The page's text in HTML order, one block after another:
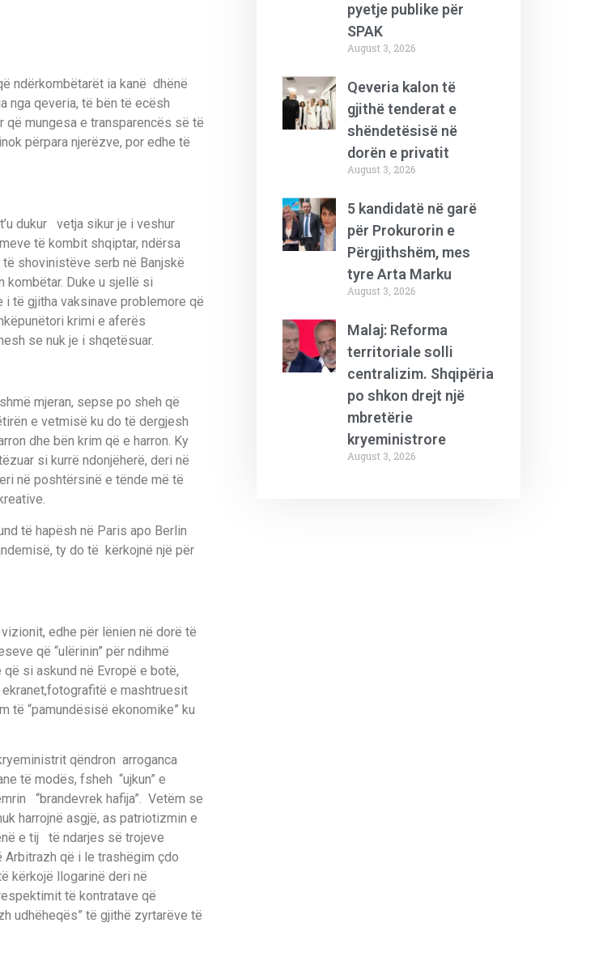
ndërkombëtarët ia kanë dhënë
nga qeveria, të bën të ecësh
që mungesa e transparencës së të
përpara njerëzve, por edhe të
dukur vetja sikur je i veshur
të kombit shqiptar, ndërsa
shovinistëve serb në Banjskë
kombëtar. Duke u sjellë si
të gjitha vaksinave problemore që
krimi e aferës
se nuk je i shqetësuar.
mjeran, sepse po sheh që
e vetmisë ku do të dergjesh
dhe bën krim që e harron. Ky
si kurrë ndonjëherë, deri në
në poshtërsinë e tënde më të
të hapësh në Paris apo Berlin
ty do të kërkojnë një për
edhe për lënien në dorë të
që “ulërinin” për ndihmë
si askund në Evropë e botë,
e mashtruesit
të “pamundësisë ekonomike” ku
qëndron arroganca
të modës, fsheh “ujkun” e
“brandevrek hafija”. Vetëm se
harrojnë asgjë, as patriotizmin e
e tij të ndarjes së trojeve
që i le trashëgim çdo
kërkojë llogarinë deri në
të kontratave që
udhëheqës” të gjithë zyrtarëve të
pyetje publike për
SPAK
August 3, 2026
Qeveria kalon të
gjithë tenderat e
shëndetësisë në
dorën e privatit
August 3, 2026
5 kandidatë në garë
për Prokurorin e
Përgjithshëm, mes
tyre Arta Marku
August 3, 2026
Malaj: Reforma
territoriale solli
centralizim. Shqipëria
po shkon drejt një
mbretërie
kryeministrore
August 3, 2026